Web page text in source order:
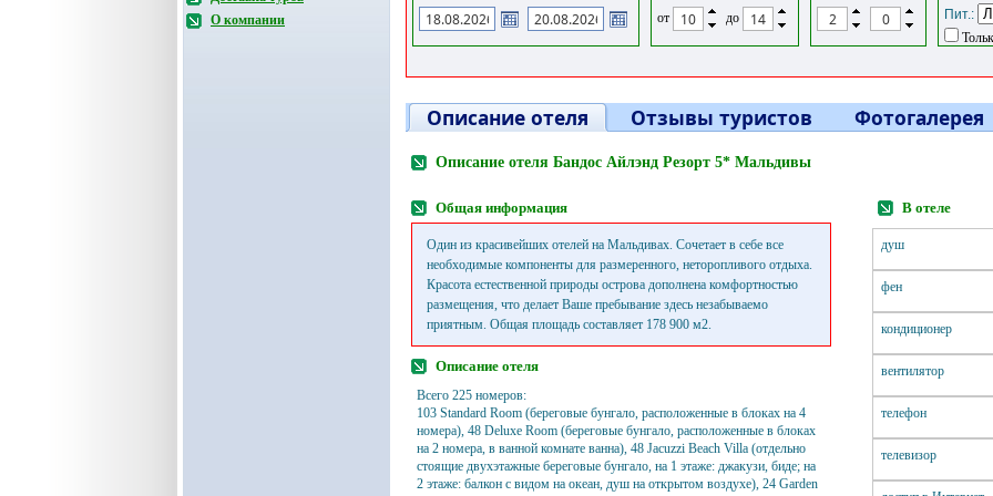
О компании
от до
Пит.:
Описание отеля Отзывы туристов Фотогалерея
Описание отеля Бандос Айлэнд Резорт 5* Мальдивы
Общая информация
Один из красивейших отелей на Мальдивах. Сочетает в себе все
необходимые компоненты для размеренного, неторопливого отдыха.
Красота естественной природы острова дополнена комфортностью
размещения, что делает Ваше пребывание здесь незабываемо
приятным. Общая площадь составляет 178 900 м2.
Описание отеля
Всего 225 номеров:
103 Standard Room (береговые бунгало, расположенные в блоках на 4
номера), 48 Deluxe Room (береговые бунгало, расположенные в блоках
на 2 номера, в ванной комнате ванна), 48 Jacuzzi Beach Villa (отдельно
стоящие двухэтажные береговые бунгало, на 1 этаже: джакузи, биде; на
2 этаже: балкон с видом на океан, душ на открытом воздухе), 24 Garden
В отеле
душ
фен
кондиционер
вентилятор
телефон
телевизор